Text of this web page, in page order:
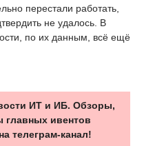
перестали работать,
не удалось. В
по их данным, всё ещё
ИТ и ИБ. Обзоры,
главных ивентов
телеграм-канал!